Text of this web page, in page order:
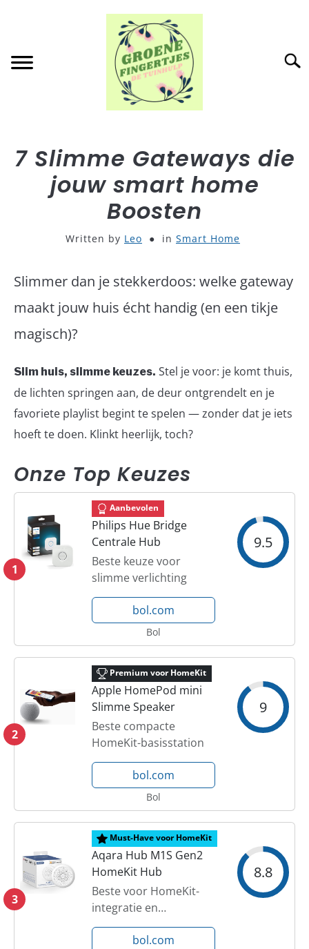
BUITENLEVEN
TUINGEREEDSCHAP
VERTICALE TUIN
ZIEKTES & ONGEDIERTE
7 Slimme Gateways die
jouw smart home
Boosten
Written by Leo in Smart Home
Slimmer dan je stekkerdoos: welke gateway
maakt jouw huis écht handig (en een tikje
magisch)?
Slim huis, slimme keuzes. Stel je voor: je komt thuis,
de lichten springen aan, de deur ontgrendelt en je
favoriete playlist begint te spelen — zonder dat je iets
hoeft te doen. Klinkt heerlijk, toch?
Onze Top Keuzes
1
Aanbevolen
Philips Hue Bridge
Centrale Hub
Beste keuze voor
slimme verlichting
9.5
bol.com
Bol
2
Premium voor HomeKit
Apple HomePod mini
Slimme Speaker
Beste compacte
HomeKit-basisstation
9
bol.com
Bol
3
Must-Have voor HomeKit
Aqara Hub M1S Gen2
HomeKit Hub
Beste voor HomeKit-
integratie en
automations
8.8
bol.com